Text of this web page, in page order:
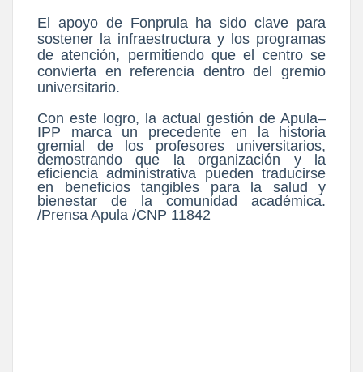
El apoyo de Fonprula ha sido clave para
sostener la infraestructura y los programas
de atención, permitiendo que el centro se
convierta en referencia dentro del gremio
universitario.
Con este logro, la actual gestión de Apula–
IPP marca un precedente en la historia
gremial de los profesores universitarios,
demostrando que la organización y la
eficiencia administrativa pueden traducirse
en beneficios tangibles para la salud y
bienestar de la comunidad académica.
/Prensa Apula /CNP 11842